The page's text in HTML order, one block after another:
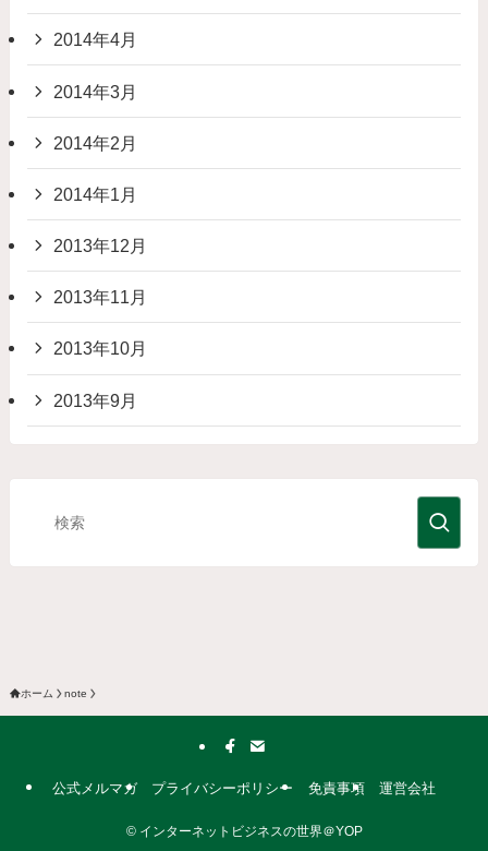
2014年4月
2014年3月
2014年2月
2014年1月
2013年12月
2013年11月
2013年10月
2013年9月
ホーム note
公式メルマガ プライバシーポリシー 免責事項 運営会社
©インターネットビジネスの世界＠YOP